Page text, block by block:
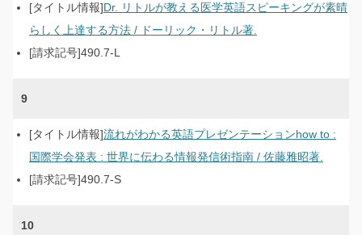
Dr. リトルが教える医学英語スピーキングが素晴
らしく上達する方法 / ドーリック・リトル著.
490.7-L
9
流れがわかる英語プレゼンテーションhow to :
国際学会発表 : 世界に伝わる情報発信術指南 / 佐藤雅昭著.
490.7-S
10